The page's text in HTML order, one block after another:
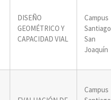
DISEÑO
GEOMÉTRICO Y
CAPACIDAD VIAL
Campus
Santiago
San
Joaquín
Campus